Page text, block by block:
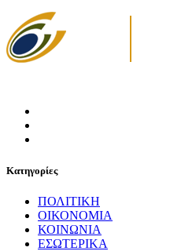
Κατηγορίες
ΠΟΛΙΤΙΚΗ
ΟΙΚΟΝΟΜΙΑ
ΚΟΙΝΩΝΙΑ
ΕΣΩΤΕΡΙΚΑ